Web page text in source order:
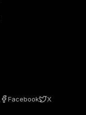
Facebook
X